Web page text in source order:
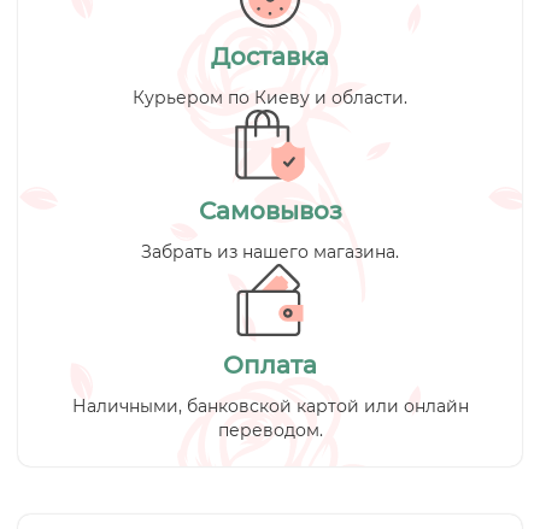
Доставка
Курьером по Киеву и области.
Самовывоз
Забрать из нашего магазина.
Оплата
Наличными, банковской картой или онлайн
переводом.